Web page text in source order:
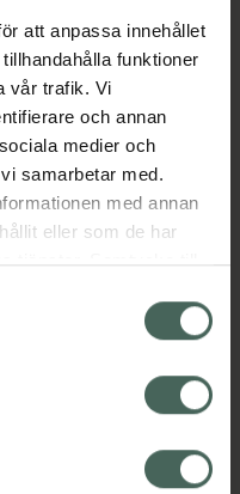
att anpassa innehållet
funktioner
vår trafik. Vi
och annan
medier och
samarbetar med.
med annan
eller som de har
tjänster. Samtycke till
samtycke påverkar inte
innan återkallelsen.
Kapslarna har
de passerar
utan att
når
Visa
Visa